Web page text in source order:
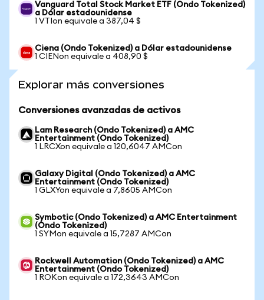
Vanguard Total Stock Market ETF (Ondo Tokenized)
a Dólar estadounidense
1 VTIon equivale a 387,04 $
Ciena (Ondo Tokenized) a Dólar estadounidense
1 CIENon equivale a 408,90 $
Explorar más conversiones
Conversiones avanzadas de activos
Lam Research (Ondo Tokenized) a AMC
Entertainment (Ondo Tokenized)
1 LRCXon equivale a 120,6047 AMCon
Galaxy Digital (Ondo Tokenized) a AMC
Entertainment (Ondo Tokenized)
1 GLXYon equivale a 7,8605 AMCon
Symbotic (Ondo Tokenized) a AMC Entertainment
(Ondo Tokenized)
1 SYMon equivale a 15,7287 AMCon
Rockwell Automation (Ondo Tokenized) a AMC
Entertainment (Ondo Tokenized)
1 ROKon equivale a 172,3643 AMCon